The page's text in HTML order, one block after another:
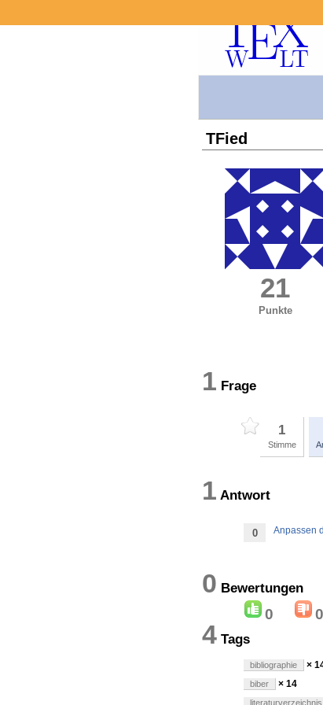
TFied
21
Punkte
1 Frage
1
Stimme
1
0 Anpassen
0
0 0
4 Tags
bibliographie ×
biber × 14
literaturverzeichnis